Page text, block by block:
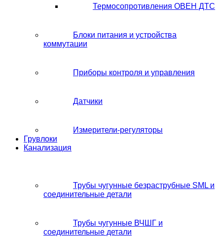
Термосопротивления ОВЕН ДТС
Блоки питания и устройства
коммутации
Приборы контроля и управления
Датчики
Измерители-регуляторы
Грувлоки
Канализация
Трубы чугунные безраструбные SML и
соединительные детали
Трубы чугунные ВЧШГ и
соединительные детали